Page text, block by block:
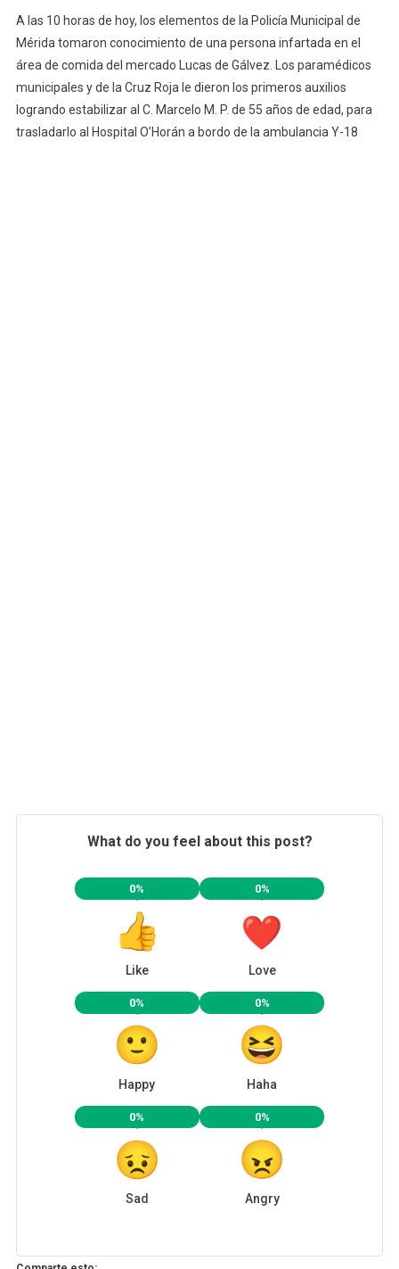
Persona
Infartada
En
El
Área
De
A las 10 horas de hoy, los elementos de la Policía Municipal de
Mérida tomaron conocimiento de una persona infartada en el
área de comida del mercado Lucas de Gálvez. Los paramédicos
municipales y de la Cruz Roja le dieron los primeros auxilios
logrando estabilizar al C. Marcelo M. P. de 55 años de edad, para
trasladarlo al Hospital O’Horán a bordo de la ambulancia Y-18
What do you feel about this post?
0%
Like
0%
Love
0%
Happy
0%
Haha
0%
Sad
0%
Angry